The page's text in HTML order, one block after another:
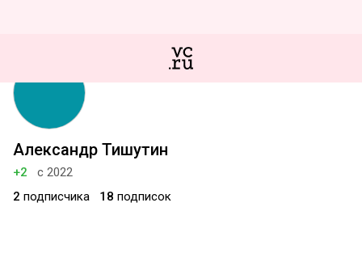
Александр Тишутин
+2
с 2022
2 подписчика 18 подписок